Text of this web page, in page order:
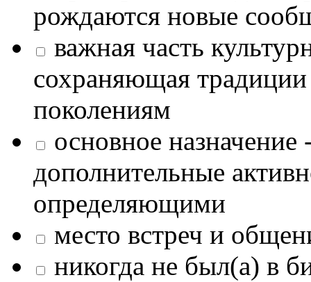
рождаются новые
важная часть
сохраняющая
поколениям
основное назначение
дополнительные
определяющими
место встреч и
никогда не был(а) в